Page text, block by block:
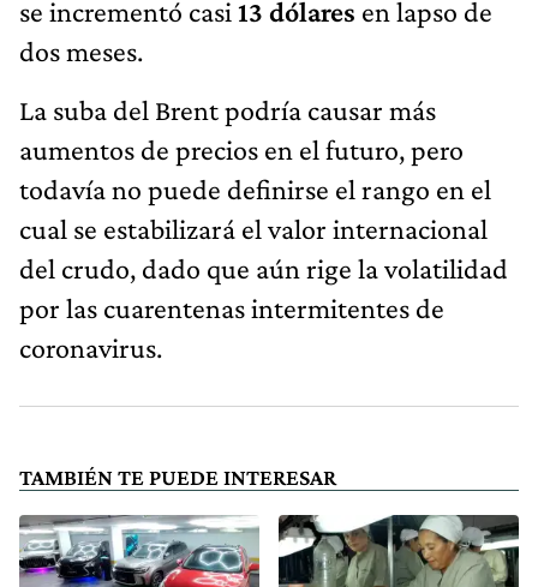
se incrementó casi 13 dólares en lapso de
dos meses.
La suba del Brent podría causar más
aumentos de precios en el futuro, pero
todavía no puede definirse el rango en el
cual se estabilizará el valor internacional
del crudo, dado que aún rige la volatilidad
por las cuarentenas intermitentes de
coronavirus.
TAMBIÉN TE PUEDE INTERESAR